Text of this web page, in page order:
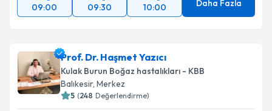
09:00 09:30 10:00 Daha Fazla
Prof. Dr. Haşmet Yazıcı
Kulak Burun Boğaz hastalıkları - KBB
Balıkesir, Merkez
5 (248 Değerlendirme)